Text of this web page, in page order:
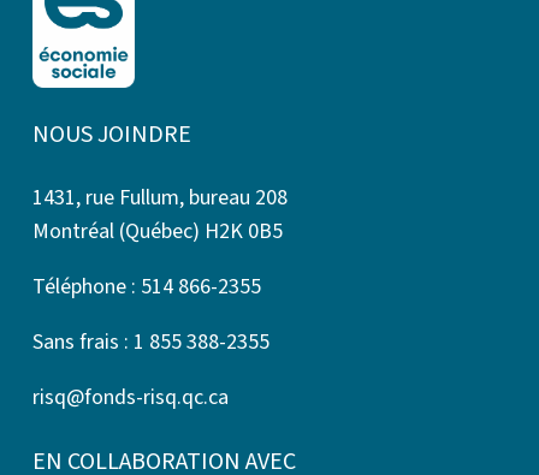
NOUS JOINDRE
1431, rue Fullum, bureau 208
Montréal (Québec) H2K 0B5
Téléphone : 514 866-2355
Sans frais : 1 855 388-2355
risq@fonds-risq.qc.ca
EN COLLABORATION AVEC